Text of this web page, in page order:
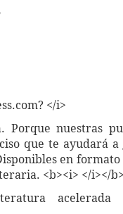
</i>
nuestras
que te ayudará
en
<b><i> </i></
acelerada